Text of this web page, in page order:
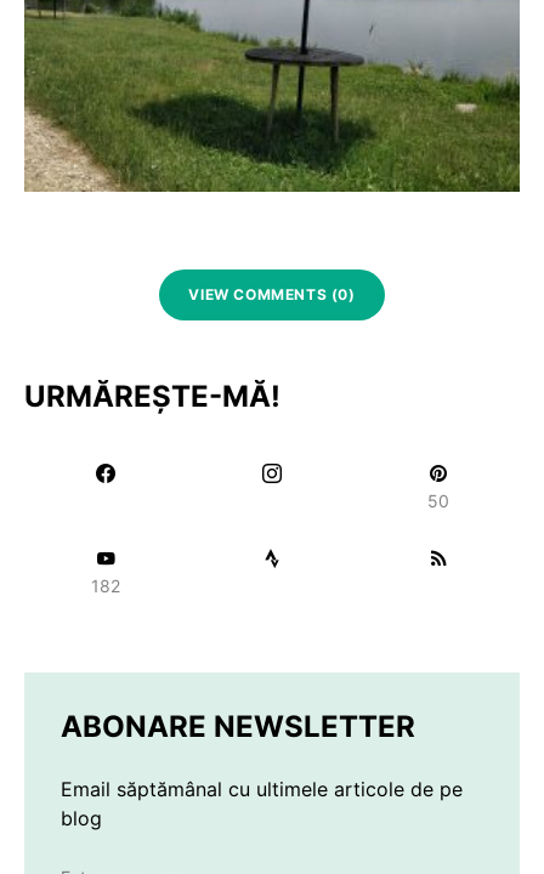
VIEW COMMENTS (0)
URMĂREȘTE-MĂ!
50
182
ABONARE NEWSLETTER
Email săptămânal cu ultimele articole de pe
blog